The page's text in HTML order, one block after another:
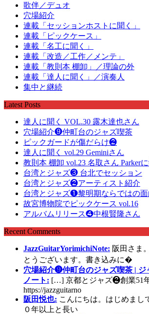
歌伴／デュオ
穴場紹介
連載「セッションホストに聞く」
連載「ピックケース」
連載「名工に聞く」
連載「改造／工作／メンテ」
連載「教則本 棚卸」／理論の外
連載「達人に聞く」／演奏人
集中と継続
Latest Posts
達人に聞く VOL.30 露木達也さん
穴場紹介❾仲町台のジャズ喫茶
ピックガードが傷だらけ❷
達人に聞く vol.29 Geminiさん
教則本 棚卸 vol.23 名取さん Parker
台湾とジャズ❸ 台北でセッション
台湾とジャズ❷アーティスト紹介
台湾とジャズ❶黎明期ならではの面
故宮博物院でピックケース vol.16
アルバムリリース❹中根賢隆さん
Recent Comments
JazzGuitarYorimichiNote: 阪田さま
とうございます。書き込みに�
穴場紹介❾仲町台のジャズ喫茶 | ジ
ノート: […] 京都とジャズ❷創業51
https://jazzguitarno
阪田悦也: こんにちは。はじめまし
０年以上と長い